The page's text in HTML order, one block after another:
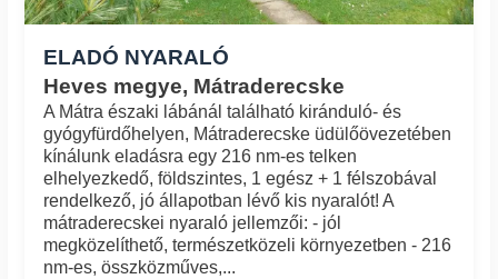
ELADÓ NYARALÓ
Heves megye, Mátraderecske
A Mátra északi lábánál található kiránduló- és
gyógyfürdőhelyen, Mátraderecske üdülőövezetében
kínálunk eladásra egy 216 nm-es telken
elhelyezkedő, földszintes, 1 egész + 1 félszobával
rendelkező, jó állapotban lévő kis nyaralót! A
mátraderecskei nyaraló jellemzői: - jól
megközelíthető, természetközeli környezetben - 216
nm-es, összközműves,...